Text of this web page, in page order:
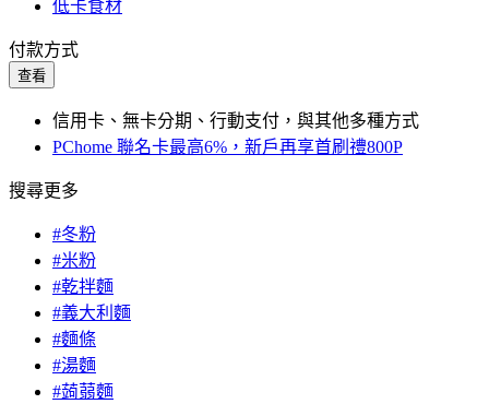
低卡食材
付款方式
查看
信用卡、無卡分期、行動支付，與其他多種方式
PChome 聯名卡最高6%，新戶再享首刷禮800P
搜尋更多
#冬粉
#米粉
#乾拌麵
#義大利麵
#麵條
#湯麵
#蒟蒻麵